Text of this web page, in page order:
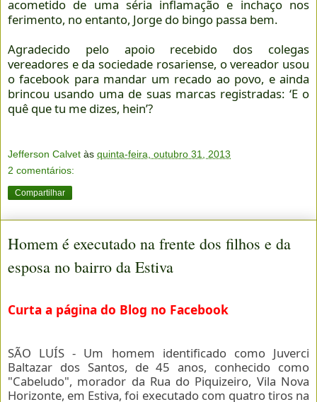
acometido de uma séria inflamação e inchaço nos
ferimento, no entanto, Jorge do bingo passa bem.
Agradecido pelo apoio recebido dos colegas
vereadores e da sociedade rosariense, o vereador usou
o facebook para mandar um recado ao povo, e ainda
brincou usando uma de suas marcas registradas: ‘E o
quê que tu me dizes, hein’?
Jefferson Calvet às quinta-feira, outubro 31, 2013
2 comentários:
Compartilhar
Homem é executado na frente dos filhos e da
esposa no bairro da Estiva
Curta a página do Blog no Facebook
SÃO LUÍS - Um homem identificado como Juverci
Baltazar dos Santos, de 45 anos, conhecido como
"Cabeludo", morador da Rua do Piquizeiro, Vila Nova
Horizonte, em Estiva, foi executado com quatro tiros na